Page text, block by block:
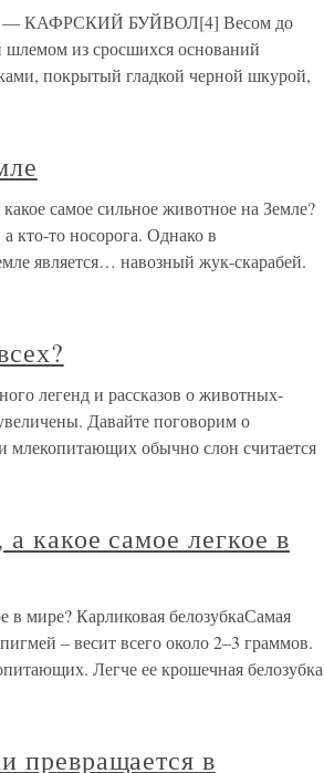
БУЙВОЛ[4] Весом до
из сросшихся оснований
покрытый гладкой черной шкурой,
самое сильное животное на Земле?
кто-то носорога. Однако в
является… навозный жук-скарабей.
легенд и рассказов о животных-
Давайте поговорим о
млекопитающих обычно слон считается
какое самое легкое в
в мире? Карликовая белозубкаСамая
– весит всего около 2–3 граммов.
Легче ее крошечная белозубка
превращается в